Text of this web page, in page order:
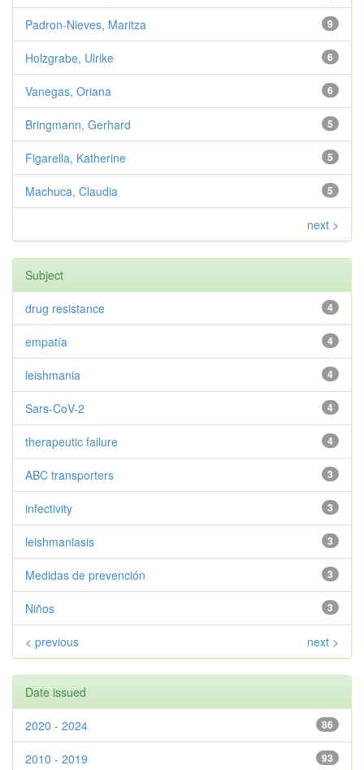
9
Padron-Nieves, Maritza
6
Holzgrabe, Ulrike
6
Vanegas, Oriana
5
Bringmann, Gerhard
5
Figarella, Katherine
5
Machuca, Claudia
next >
Subject
4
drug resistance
4
empatía
4
leishmania
4
Sars-CoV-2
4
therapeutic failure
3
ABC transporters
3
infectivity
3
leishmaniasis
3
Medidas de prevención
3
Niños
< previous next >
Date issued
86
2020 - 2024
93
2010 - 2019